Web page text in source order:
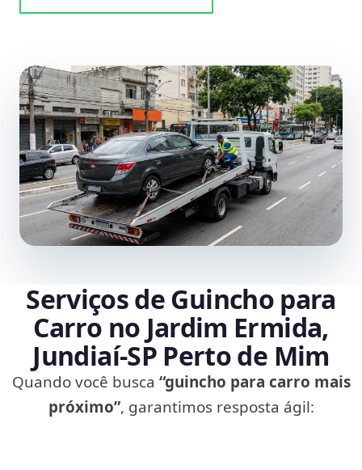
Serviços de Guincho para
Carro no Jardim Ermida,
Jundiaí‑SP Perto de Mim
Quando você busca “guincho para carro mais
próximo”, garantimos resposta ágil: